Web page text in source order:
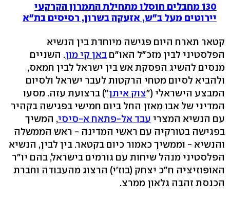
130 מחבלים חוסלו מתחילת התמרון הקרקעי
יירוטים מעל ב"ש, אזעקה בשרון, רסיסים בת"א
קטאר תארח היום פגישה מיוחדת בין הנשיא
הפלסטיני לבין מזכ"ל האו"ם באן קי מון. השניים
מנסים להשיג הפסקת אש בין ישראל לבין חמאס,
ולהביא לסיום מטחי הרקטות לעבר ישראל ולסיום
המבצע הישראלי ("צוק איתן") ברצועת עזה. מסעו
המדיני של אבו מאזן החל ביום חמישי בפגישה בקהיר
עם הנשיא המצרי עבד אל-פתאח א-סיסי, המשיך
בפגישה בטורקיה עם ראשי המדינה - ראש הממשלה
והנשיא - וממשיך כאמור כיום בקטאר. בין לבין, הנשיא
הפלסטיני מנהל שיחות עם גורמים בישראל, בהם יו"ר
האופוזיציה ח"כ יצחק (בוז'י) הרצוג מהעבודה וחברת
הכנסת זהבה גלאון ממרצ.